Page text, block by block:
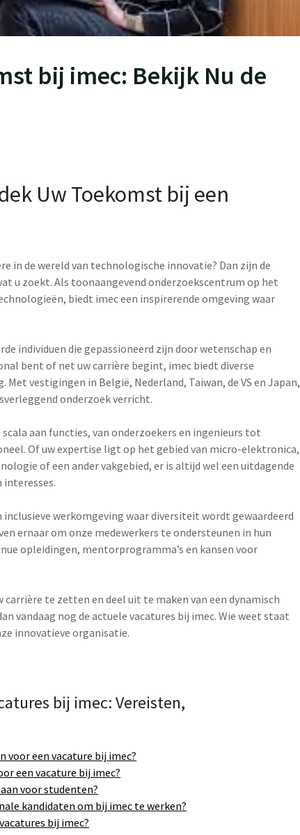
bij imec: Bekijk Nu de
Uw Toekomst bij een
in de wereld van technologische innovatie? Dan zijn de
u zoekt. Als toonaangevend onderzoekscentrum op het
biedt imec een inspirerende omgeving waar
individuen die gepassioneerd zijn door wetenschap en
bent of net uw carrière begint, imec biedt diverse
vestigingen in België, Nederland, Taiwan, de VS en Japan,
onderzoek verricht.
aan functies, van onderzoekers en ingenieurs tot
Of uw expertise ligt op het gebied van micro-elektronica,
of een ander vakgebied, er is altijd wel een uitdagende
interesses.
inclusieve werkomgeving waar diversiteit wordt gewaardeerd
ernaar om onze medewerkers te ondersteunen in hun
opleidingen, mentorprogramma’s en kansen voor
carrière te zetten en deel uit te maken van een dynamisch
vandaag nog de actuele vacatures bij imec. Wie weet staat
innovatieve organisatie.
bij imec: Vereisten,
een vacature bij imec?
een vacature bij imec?
voor studenten?
kandidaten om bij imec te werken?
bij imec?